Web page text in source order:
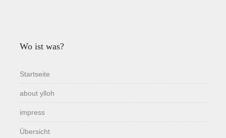
Wo ist was?
Startseite
about ylloh
impress
Übersicht